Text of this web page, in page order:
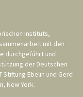
Instituts,
mit den
durchgeführt und
der Deutschen
Stiftung Ebelin und Gerd
New York.